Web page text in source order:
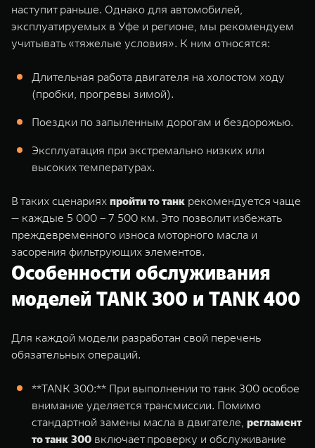
наступит раньше. Однако для автомобилей,
эксплуатируемых в Уфе и регионе, мы рекомендуем
учитывать «тяжелые условия». К ним относятся:
Длительная работа двигателя на холостом ходу
(пробки, прогревы зимой).
Поездки по запыленным дорогам и бездорожью.
Эксплуатация при экстремально низких или
высоких температурах.
В таких сценариях пройти то танк рекомендуется чаще
— каждые 5 000 – 7 500 км. Это позволит избежать
преждевременного износа моторного масла и
засорения фильтрующих элементов.
Особенности обслуживания
моделей TANK 300 и TANK 400
Для каждой модели разработан свой перечень
обязательных операций.
**TANK 300:** При выполнении то танк 300 особое
внимание уделяется трансмиссии. Помимо
стандартной замены масла в двигателе, регламент
то танк 300 включает проверку и обслуживание